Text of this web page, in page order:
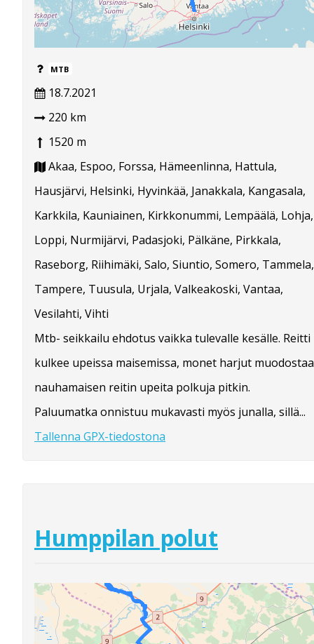
MTB
18.7.2021
220 km
1520 m
Akaa, Espoo, Forssa, Hämeenlinna, Hattula,
Hausjärvi, Helsinki, Hyvinkää, Janakkala, Kangasala,
Karkkila, Kauniainen, Kirkkonummi, Lempäälä, Lohja,
Loppi, Nurmijärvi, Padasjoki, Pälkäne, Pirkkala,
Raseborg, Riihimäki, Salo, Siuntio, Somero, Tammela,
Tampere, Tuusula, Urjala, Valkeakoski, Vantaa,
Vesilahti, Vihti
Mtb- seikkailu ehdotus vaikka tulevalle kesälle. Reitti
kulkee upeissa maisemissa, monet harjut muodostaa
nauhamaisen reitin upeita polkuja pitkin.
Paluumatka onnistuu mukavasti myös junalla, sillä...
Tallenna GPX-tiedostona
Humppilan polut